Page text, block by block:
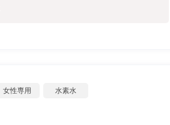
女性専用 水素水